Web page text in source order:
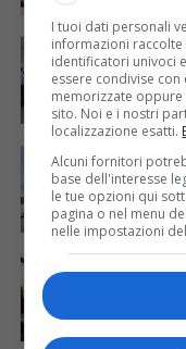
CRONACA
per
Sdag:
Gorizia
sugli
Friuli-
I tuoi dati personali
informazioni
identificatori univoci
essere condivise
memorizzate oppure
sito. Noi e i nostri
localizzazione esatti.
Alcuni fornitori
base dell'interesse
le tue opzioni qui
pagina o nel menu
nelle impostazioni